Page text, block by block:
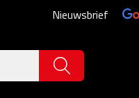
Nieuwsbrief